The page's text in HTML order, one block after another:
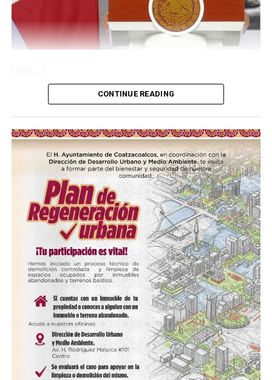
Me gusta esto:
COMPARTE ESTA INFORMACIÓN
RELATED TOPICS:
UP NEXT
Infonavit entrega 48 viviendas en Ciudad Valles y
reporta avances en San Luis Potosí
DON'T MISS
​¡Última hora! Cae el exdirector de Pemex, Víctor
Rodríguez Padilla, en CDMX
Me gusta esto:
COMPARTE ESTA INFORMACIÓN
CONTINUE READING